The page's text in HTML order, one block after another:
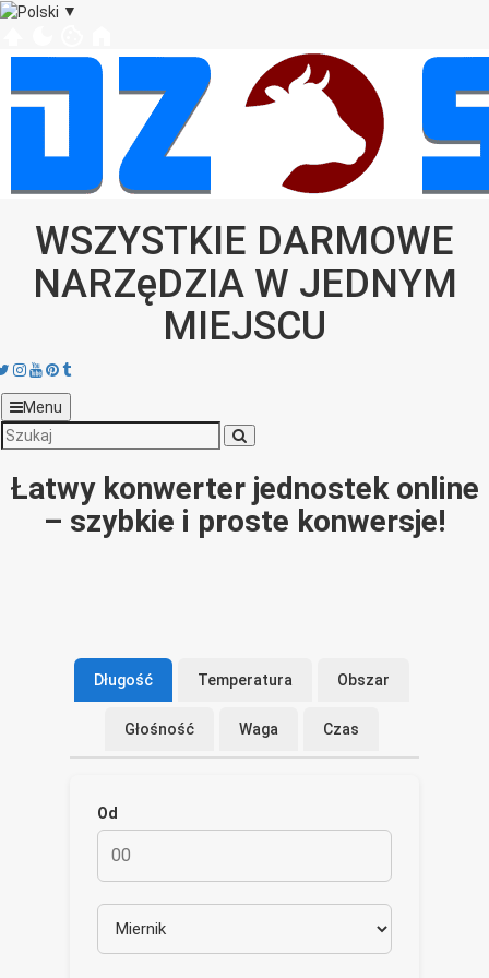
▼
WSZYSTKIE DARMOWE
NARZęDZIA W JEDNYM
MIEJSCU
Twitter
Instagram
Youtube
Pinterest
tumblr
Menu
Łatwy konwerter jednostek online
– szybkie i proste konwersje!
Długość Temperatura Obszar
Głośność Waga Czas
Od